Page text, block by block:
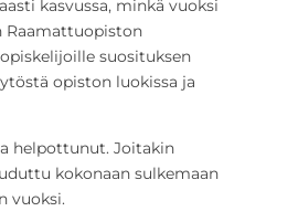
kasvussa, minkä vuoksi
Raamattuopiston
suosituksen
opiston luokissa ja
helpottunut. Joitakin
kokonaan sulkemaan
vuoksi.